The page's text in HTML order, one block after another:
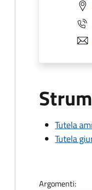
Tutela
Tutela
Argomenti: